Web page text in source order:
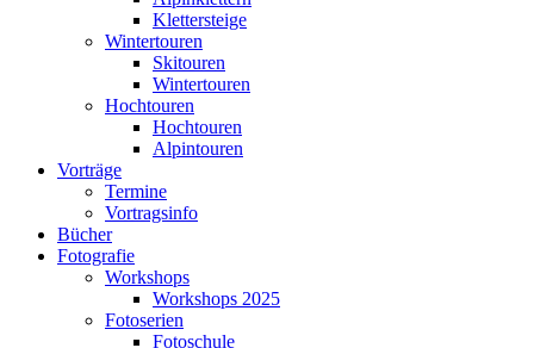
Klettersteige
Wintertouren
Skitouren
Wintertouren
Hochtouren
Hochtouren
Alpintouren
Vorträge
Termine
Vortragsinfo
Bücher
Fotografie
Workshops
Workshops 2025
Fotoserien
Fotoschule